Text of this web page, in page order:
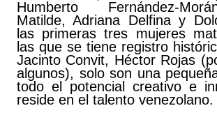
Humberto Fernández-
Matilde, Adriana Delfina y
las primeras tres mujeres
las que se tiene registro
Jacinto Convit, Héctor Rojas
algunos), solo son una
todo el potencial creativo e
reside en el talento venezolano.